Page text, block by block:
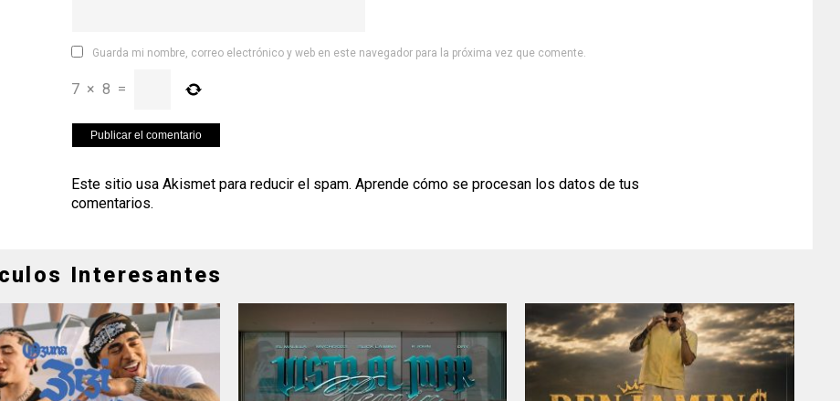
Guarda mi nombre, correo electrónico y web en este navegador para la próxima vez que comente.
7 × 8 =
Este sitio usa Akismet para reducir el spam. Aprende cómo se procesan los datos de tus
comentarios.
Interesantes